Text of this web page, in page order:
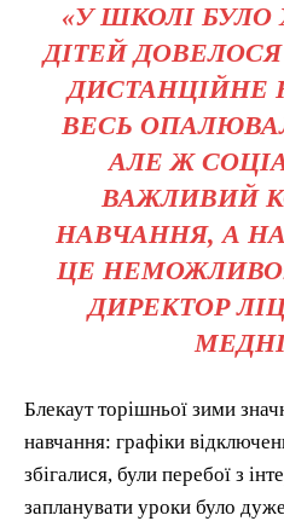
«У ШКОЛІ
ДІТЕЙ
ДИСТАНЦІЙНЕ
ВЕСЬ
АЛЕ Ж
ВАЖЛИВИЙ
НАВЧАННЯ, А
ЦЕ
ДИРЕКТОР
Блекаут торішньої зими
навчання: графіки
збігалися, були перебої з
запланувати уроки було